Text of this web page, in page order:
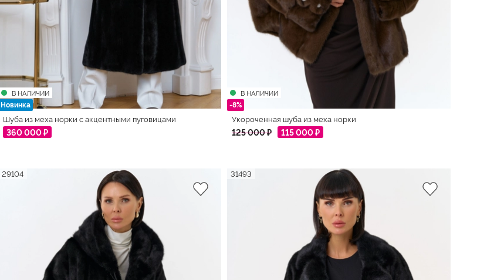
В НАЛИЧИИ
Новинка
Шуба из меха норки с акцентными пуговицами
360 000 ₽
В НАЛИЧИИ
-8%
Укороченная шуба из меха норки
125 000 ₽ 115 000 ₽
29104 31493